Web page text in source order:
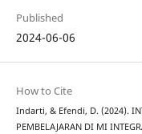
Published
2024-06-06
How to Cite
Indarti, & Efendi, D. (2024).
PEMBELAJARAN DI MI